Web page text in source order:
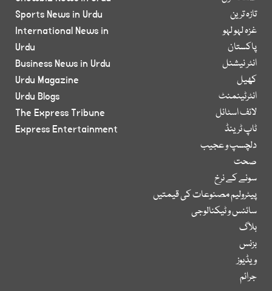
تازہ ترین
غزہ لہو لہو
پاکستان
انٹر نیشنل
کھیل
انٹرٹینمنٹ
لائف اسٹائل
ٹاپ ٹرینڈ
دلچسپ و عجیب
صحت
سونے کے نرخ
پیٹرولیم مصنوعات کی قیمتیں
سائنس و ٹیکنالوجی
بلاگ
بزنس
ویڈیوز
جرائم
Sports News in Urdu
International News in
Urdu
Business News in Urdu
Urdu Magazine
Urdu Blogs
The Express Tribune
Express Entertainment